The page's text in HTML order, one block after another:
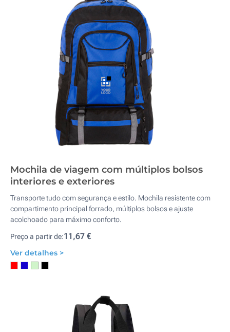
Mochila de viagem com múltiplos bolsos
interiores e exteriores
Transporte tudo com segurança e estilo. Mochila resistente com
compartimento principal forrado, múltiplos bolsos e ajuste
acolchoado para máximo conforto.
Preço a partir de:11,67 €
Ver detalhes >